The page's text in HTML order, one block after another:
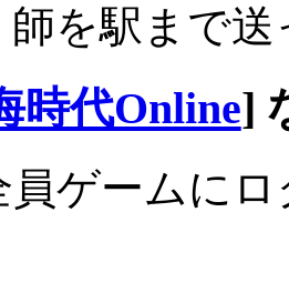
師を駅まで
時代Online]
員ゲームに